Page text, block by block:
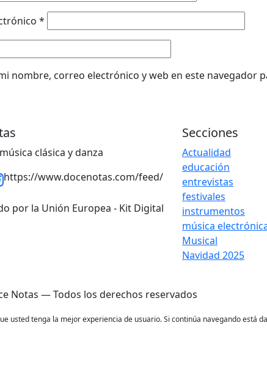
*
nombre, correo electrónico y web en este navegador
clásica y danza
https://www.docenotas.com/feed/
Secciones
Actualidad
educación
entrevistas
festivales
instrumentos
música
Musical
Navidad 2025
Notas — Todos los derechos reservados
usted tenga la mejor experiencia de usuario. Si continúa navegando